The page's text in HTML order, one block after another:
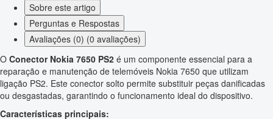
Sobre este artigo
Perguntas e Respostas
Avaliações (0) (0 avaliações)
O Conector Nokia 7650 PS2 é um componente essencial para a
reparação e manutenção de telemóveis Nokia 7650 que utilizam
ligação PS2. Este conector solto permite substituir peças danificadas
ou desgastadas, garantindo o funcionamento ideal do dispositivo.
Características principais: